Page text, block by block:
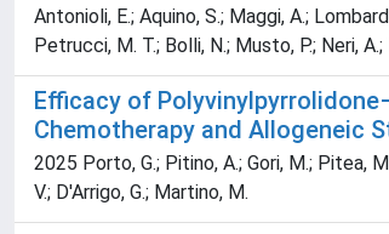
Antonioli, E.; Aquino, S.; Maggi, A.;
Petrucci, M. T.; Bolli, N.; Musto, P.; Neri,
Efficacy of
Chemotherapy and Allogeneic
2025 Porto, G.; Pitino, A.; Gori, M.; Pitea,
V.; D'Arrigo, G.; Martino, M.